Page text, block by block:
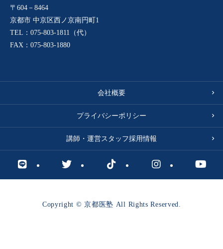
〒604－8464
京都市 中京区西ノ京南円町1
TEL：075-803-1811（代）
FAX：075-803-1880
会社概要
プライバシーポリシー
講師・運営スタッフ採用情報
Copyright © 京都医塾 All Rights Reserved.